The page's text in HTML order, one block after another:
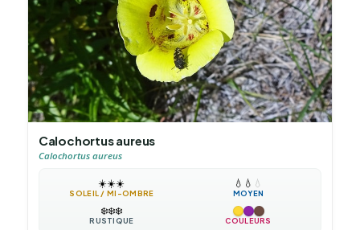
Calochortus aureus
Calochortus aureus
☀️☀️☀️
SOLEIL / MI-OMBRE
💧 💧 💧
MOYEN
❄️❄️❄️
RUSTIQUE COULEURS